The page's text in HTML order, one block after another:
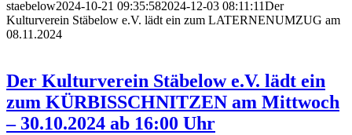
staebelow2024-10-21 09:35:582024-12-03 08:11:11Der
Kulturverein Stäbelow e.V. lädt ein zum LATERNENUMZUG am
08.11.2024
Der Kulturverein Stäbelow e.V. lädt ein
zum KÜRBISSCHNITZEN am Mittwoch
– 30.10.2024 ab 16:00 Uhr